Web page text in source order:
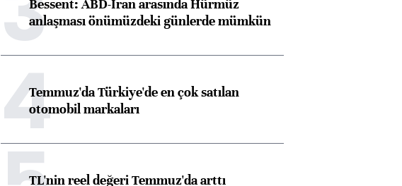
Bessent: ABD-İran arasında Hürmüz
anlaşması önümüzdeki günlerde mümkün
4Temmuz'da Türkiye'de en çok satılan
otomobil markaları
TL'nin reel değeri Temmuz'da arttı